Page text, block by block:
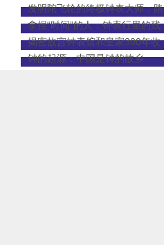
发明陀飞轮的终极钟表大师：路
易•宝玑先生
拿捏“时间”的人：钟表行里的残
疾修表师
揭密故宫钟表馆和皇家300年收
藏
钟的起源：中国是钟的故乡